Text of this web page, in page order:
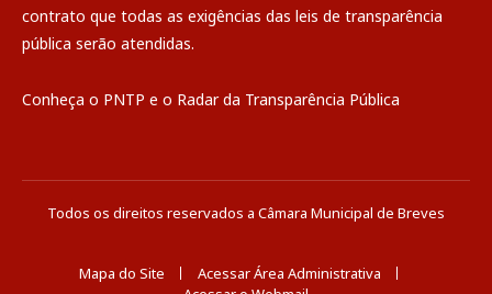
contrato que todas as exigências das leis de transparência
pública serão atendidas.
Conheça o PNTP e o Radar da Transparência Pública
Todos os direitos reservados a Câmara Municipal de Breves
Mapa do Site
Acessar Área Administrativa